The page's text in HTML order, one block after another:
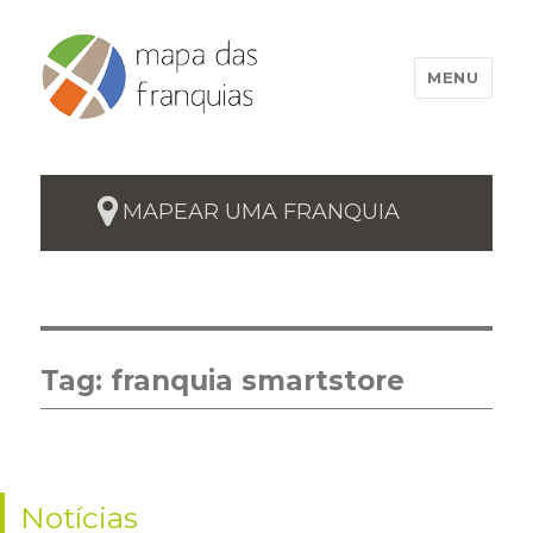
MENU
MAPEAR UMA FRANQUIA
Tag: franquia smartstore
Notícias